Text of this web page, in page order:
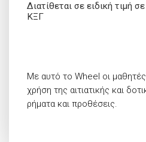
Διατίθεται σε ειδική τιμή
ΚΞΓ
Με αυτό το Wheel οι
χρήση της αιτιατικής και
ρήματα και προθέσεις.